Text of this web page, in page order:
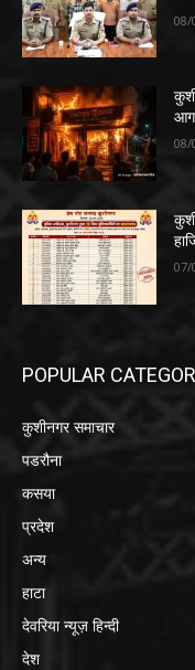
08/
08/
07/
POPULAR
कुशीनगर समाचार
पडरौना
कसया
प्रदेश
अन्य
हाटा
देवरिया न्यूज़ हिन्दी
देश